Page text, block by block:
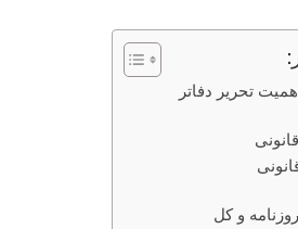
تحریر دفاتر
و کل